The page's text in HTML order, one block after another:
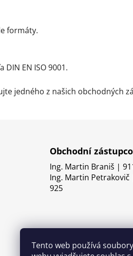
Tento web používá
formáty.
EN ISO 9001.
jedného z našich obchodných
Obchodní
Ing. Martin Braniš |
Ing. Martin Petrakovič
925